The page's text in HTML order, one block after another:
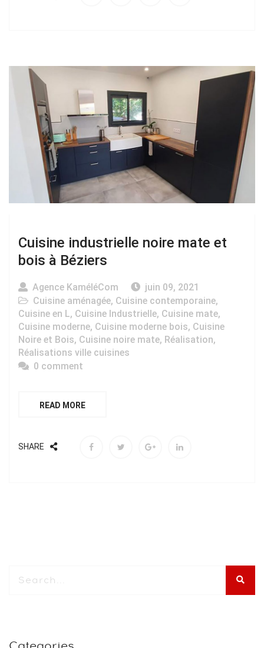
Cuisine industrielle noire mate et
bois à Béziers
Agence KaméléCom
juin 09, 2021
Cuisine aménagée, Cuisine contemporaine,
Cuisine en L, Cuisine Industrielle, Cuisine mate,
Cuisine moderne, Cuisine moderne bois, Cuisine
Noire et Bois, Cuisine noire mate, Réalisation,
Réalisations ville cuisines
0 comment
READ MORE
SHARE